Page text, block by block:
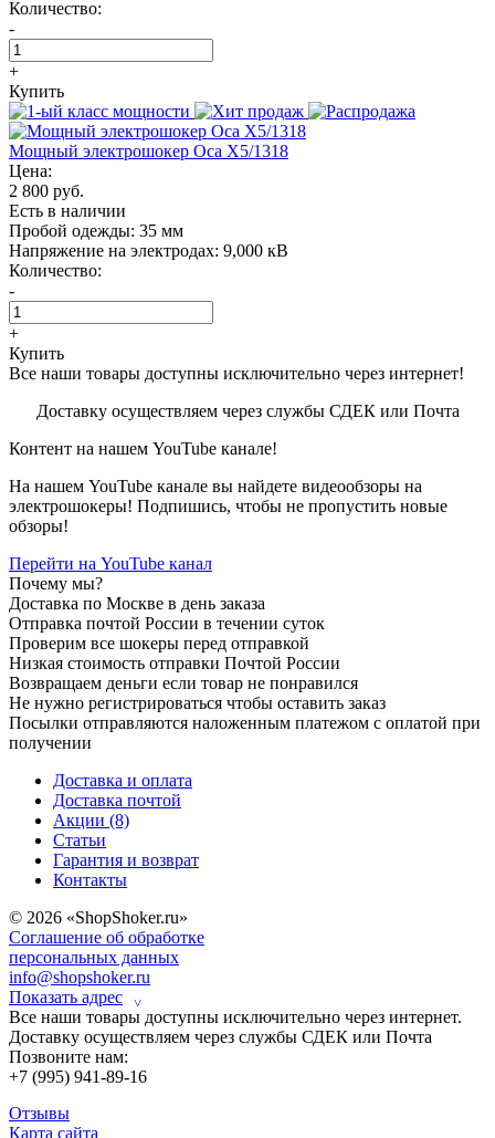
Количество:
-
+
Купить
Мощный электрошокер Oса X5/1318
Цена:
2 800 руб.
Есть в наличии
Пробой одежды: 35 мм
Напряжение на электродах: 9,000 кВ
Количество:
-
+
Купить
Все наши товары доступны исключительно через интернет!
Доставку осуществляем через службы СДЕК или Почта
Контент на нашем YouTube канале!
На нашем YouTube канале вы найдете видеообзоры на
электрошокеры! Подпишись, чтобы не пропустить новые
обзоры!
Перейти на YouTube канал
Почему мы?
Доставка по Москве в день заказа
Отправка почтой России в течении суток
Проверим все шокеры перед отправкой
Низкая стоимость отправки Почтой России
Возвращаем деньги если товар не понравился
Не нужно регистрироваться чтобы оставить заказ
Посылки отправляются наложенным платежом с оплатой при
получении
Доставка и оплата
Доставка почтой
Акции (8)
Статьи
Гарантия и возврат
Контакты
© 2026 «ShopShoker.ru»
Соглашение об обработке
персональных данных
info@shopshoker.ru
Показать адрес
˅
Все наши товары доступны исключительно через интернет.
Доставку осуществляем через службы СДЕК или Почта
Позвоните нам:
+7 (995) 941-89-16
Отзывы
Карта сайта